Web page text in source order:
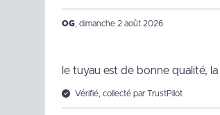
OG dimanche 2 août 2026
le tuyau est de bonne qualité,
Vérifié, collecté par TrustPilot